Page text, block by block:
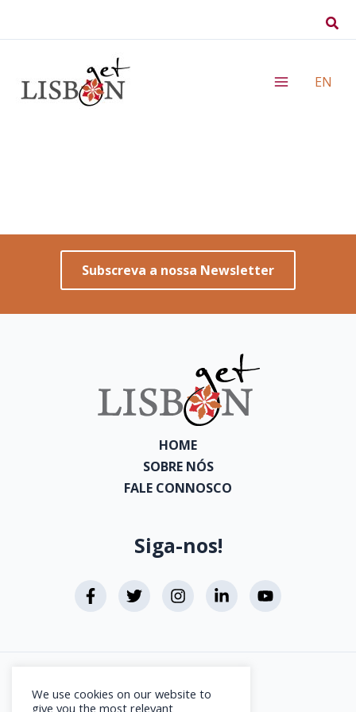
EN
Subscreva a nossa Newsletter
HOME
SOBRE NÓS
FALE CONNOSCO
Siga-nos!
Direitos de Autor
We use cookies on our website to
give you the most relevant